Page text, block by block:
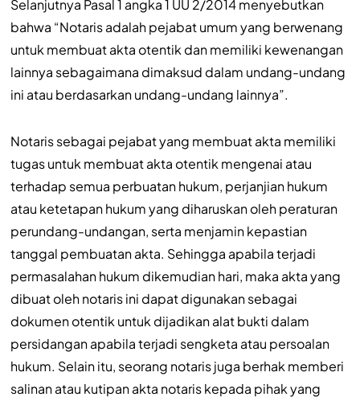
Selanjutnya Pasal 1 angka 1 UU 2/2014 menyebutkan
bahwa “Notaris adalah pejabat umum yang berwenang
untuk membuat akta otentik dan memiliki kewenangan
lainnya sebagaimana dimaksud dalam undang-undang
ini atau berdasarkan undang-undang lainnya”.
Notaris sebagai pejabat yang membuat akta memiliki
tugas untuk membuat akta otentik mengenai atau
terhadap semua perbuatan hukum, perjanjian hukum
atau ketetapan hukum yang diharuskan oleh peraturan
perundang-undangan, serta menjamin kepastian
tanggal pembuatan akta. Sehingga apabila terjadi
permasalahan hukum dikemudian hari, maka akta yang
dibuat oleh notaris ini dapat digunakan sebagai
dokumen otentik untuk dijadikan alat bukti dalam
persidangan apabila terjadi sengketa atau persoalan
hukum. Selain itu, seorang notaris juga berhak memberi
salinan atau kutipan akta notaris kepada pihak yang